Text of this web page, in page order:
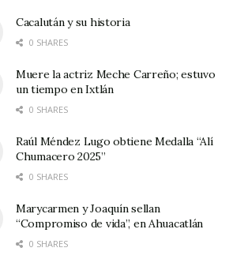
Cacalután y su historia
0 SHARES
Muere la actriz Meche Carreño; estuvo
un tiempo en Ixtlán
0 SHARES
Raúl Méndez Lugo obtiene Medalla “Alí
Chumacero 2025”
0 SHARES
Marycarmen y Joaquín sellan
“Compromiso de vida”, en Ahuacatlán
0 SHARES